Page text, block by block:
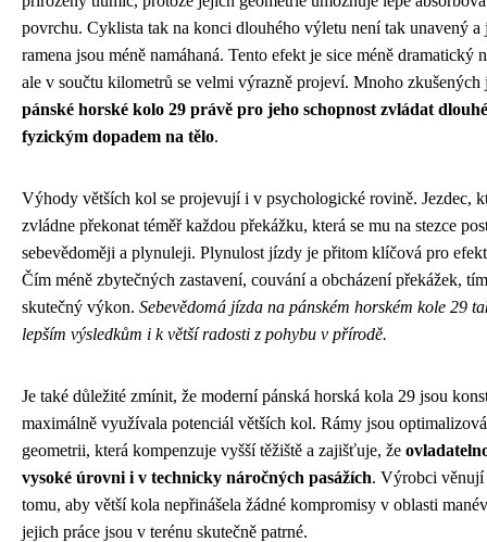
povrchu. Cyklista tak na konci dlouhého výletu není tak unavený a
ramena jsou méně namáhaná. Tento efekt je sice méně dramatický
ale v součtu kilometrů se velmi výrazně projeví. Mnoho
pánské horské kolo 29 právě pro jeho schopnost zvládat
fyzickým dopadem na tělo.
Výhody větších kol se projevují i v psychologické rovině. Jezdec,
zvládne překonat téměř každou překážku, která se mu na stezce
sebevědoměji a plynuleji. Plynulost jízdy je přitom klíčová pro
Čím méně zbytečných zastavení, couvání a obcházení překážek,
skutečný výkon. Sebevědomá jízda na pánském horském kole 29
lepším výsledkům i k větší radosti z pohybu v přírodě.
Je také důležité zmínit, že moderní pánská horská kola 29 jsou
maximálně využívala potenciál větších kol. Rámy jsou
geometrii, která kompenzuje vyšší těžiště a zajišťuje, že
vysoké úrovni i v technicky náročných pasážích. Výrobci věnují
tomu, aby větší kola nepřinášela žádné kompromisy v oblasti
jejich práce jsou v terénu skutečně patrné.